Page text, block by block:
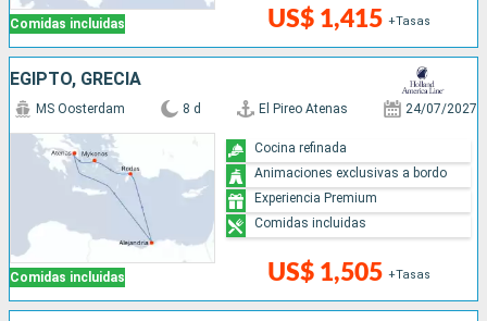
Comidas incluidas US$ 1,415 +Tasas
EGIPTO, GRECIA
Comidas incluidas
MS Oosterdam 8 d El Pireo Atenas 24/07/2027
US$ 1,505 +Tasas
Cocina refinada
Animaciones exclusivas a bordo
Experiencia Premium
Comidas incluidas